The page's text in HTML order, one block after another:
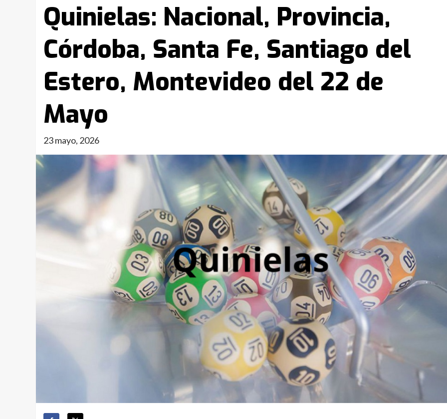
Quinielas: Nacional, Provincia,
Córdoba, Santa Fe, Santiago del
Estero, Montevideo del 22 de
Mayo
23 mayo, 2026